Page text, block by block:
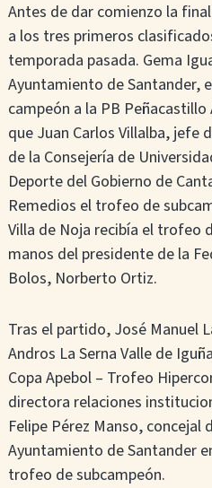
Antes de dar comienzo la
a los tres primeros
temporada pasada. Gema
Ayuntamiento de Santander,
campeón a la PB
que Juan Carlos Villalba, jefe
de la Consejería de
Deporte del Gobierno de
Remedios el trofeo de
Villa de Noja recibía el trofeo
manos del presidente de la
Bolos, Norberto Ortiz.
Tras el partido, José Manuel
Andros La Serna Valle de
Copa Apebol – Trofeo
directora relaciones
Felipe Pérez Manso, concejal
Ayuntamiento de Santander
trofeo de subcampeón.